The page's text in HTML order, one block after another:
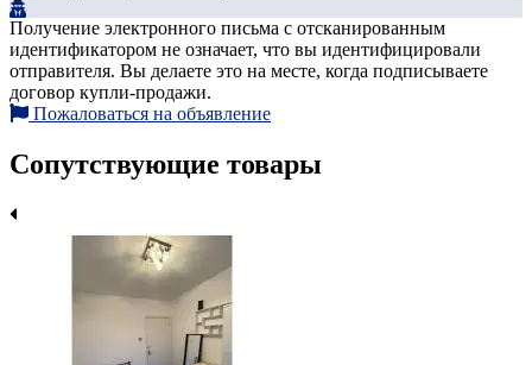
Получение электронного письма с отсканированным
идентификатором не означает, что вы идентифицировали
отправителя. Вы делаете это на месте, когда подписываете
договор купли-продажи.
Пожаловаться на объявление
Сопутствующие товары